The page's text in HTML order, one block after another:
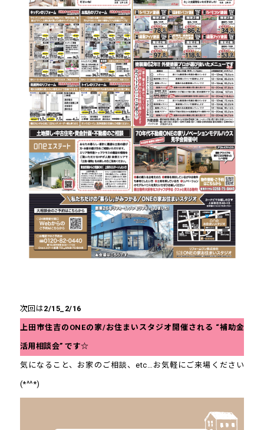
次回は2/15_2/16
上田市住吉のONEの家/お住まいスタジオ開催される “補助金
活用相談会” です☆
気になること、お家のご相談、etc…お気軽にご来場ください
(*^^*)